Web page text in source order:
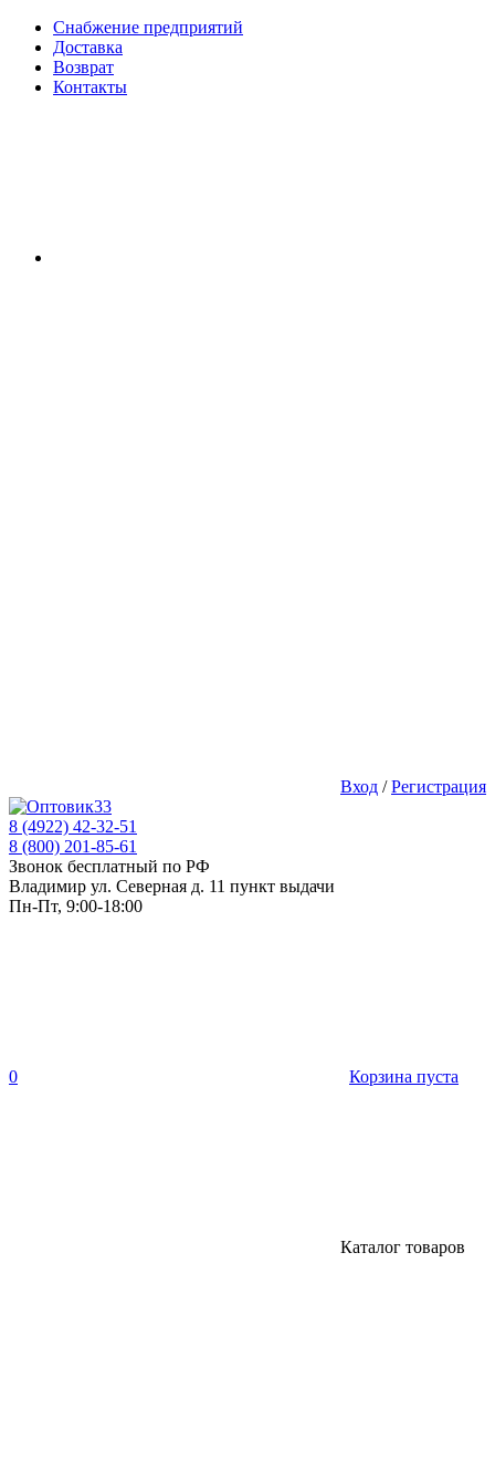
Снабжение предприятий
Доставка
Возврат
Контакты
Вход /Регистрация
8 (4922) 42-32-51
8 (800) 201-85-61
Звонок бесплатный по РФ
Владимир ул. Северная д. 11 пункт выдачи
Пн-Пт, 9:00-18:00
0 Корзина пуста
Каталог товаров